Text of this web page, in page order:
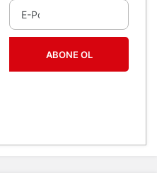
ABONE OL